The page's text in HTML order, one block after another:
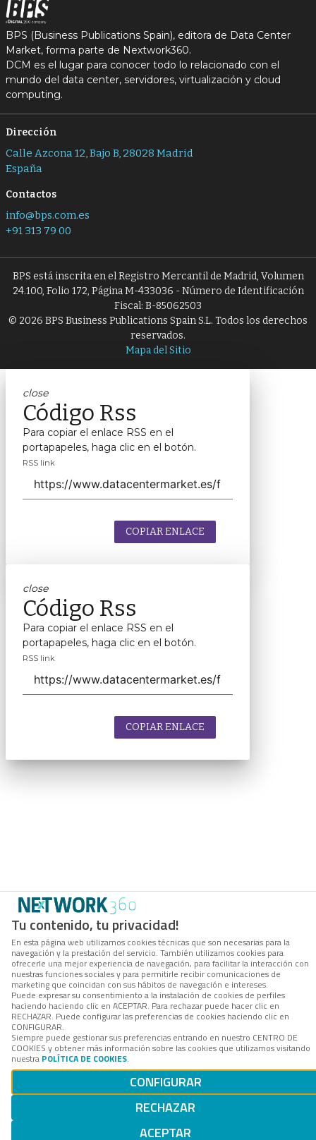
Tu contenido, tu privacidad!
En esta página web utilizamos cookies técnicas que son necesarias para la
navegación y la prestación del servicio. También utilizamos cookies para
ofrecerle una mejor experiencia de navegación, para facilitar la interacción con
nuestras funciones sociales y para permitirle recibir comunicaciones de
marketing que coincidan con sus hábitos de navegación e intereses.
Puede expresar su consentimiento a la instalación de cookies de perfiles
haciendo haciendo clic en ACEPTAR. Para rechazar puede hacer clic en
RECHAZAR. Puede configurar las preferencias de cookies haciendo clic en
CONFIGURAR.
Siempre puede gestionar sus preferencias entrando en nuestro CENTRO DE
COOKIES y obtener más información sobre las cookies que utilizamos visitando
nuestra POLÍTICA DE COOKIES.
CONFIGURAR
RECHAZAR
ACEPTAR
BPS (Business Publications Spain), editora de Data Center
Market, forma parte de Nextwork360.
DCM es el lugar para conocer todo lo relacionado con el
mundo del data center, servidores, virtualización y cloud
computing.
Dirección
Calle Azcona 12, Bajo B, 28028 Madrid
España
Contactos
info@bps.com.es
+91 313 79 00
BPS está inscrita en el Registro Mercantil de Madrid, Volumen
24.100, Folio 172, Página M-433036 - Número de Identificación
Fiscal: B-85062503
© 2026 BPS Business Publications Spain S.L. Todos los derechos
reservados.
Mapa del Sitio
close
Código Rss
Para copiar el enlace RSS en el
portapapeles, haga clic en el botón.
RSS link
COPIAR ENLACE
close
Código Rss
Para copiar el enlace RSS en el
portapapeles, haga clic en el botón.
RSS link
COPIAR ENLACE